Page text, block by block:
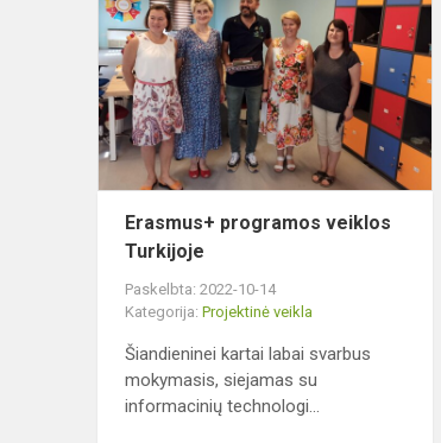
Erasmus+ programos veiklos
Turkijoje
Paskelbta: 2022-10-14
Kategorija: Projektinė veikla
Šiandieninei kartai labai svarbus
mokymasis, siejamas su
informacinių technologi...